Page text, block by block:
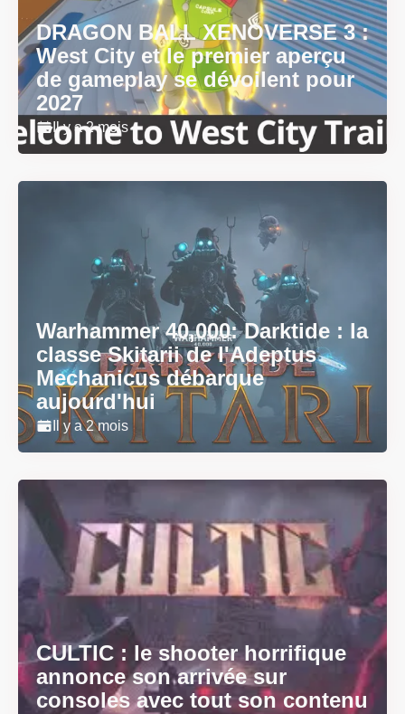
DRAGON BALL XENOVERSE 3 :
West City et le premier aperçu
de gameplay se dévoilent pour
2027
Il y a 2 mois
Warhammer 40,000: Darktide : la
classe Skitarii de l'Adeptus
Mechanicus débarque
aujourd'hui
Il y a 2 mois
CULTIC : le shooter horrifique
annonce son arrivée sur
consoles avec tout son contenu